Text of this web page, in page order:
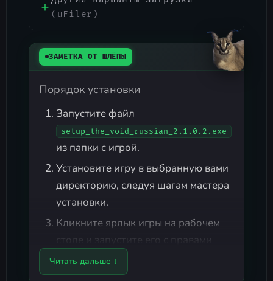
(uFiler)
ЗАМЕТКА ОТ ШЛЁПЫ
Порядок установки
Запустите файл
setup_the_void_russian_2.1.0.2.exe
из папки с игрой.
Установите игру в выбранную вами
директорию, следуя шагам мастера
установки.
Кликните ярлык игры на рабочем
столе и запустите его с правами
администратора: нажмите правой
кнопкой по ярлыку, откройте
Читать дальше ↓